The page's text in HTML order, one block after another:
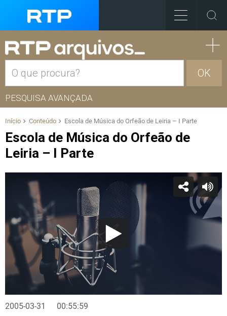
OK
PESQUISA AVANÇADA
Início Conteúdo Escola de Música do Orfeão de Leiria – I Parte
Escola de Música do Orfeão de
Leiria – I Parte
2005-03-31 00:55:59